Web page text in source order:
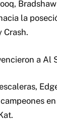
la
Crash.
a Al